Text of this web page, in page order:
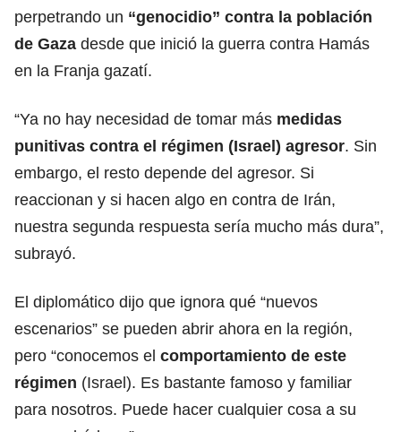
perpetrando un “genocidio” contra la población
de Gaza desde que inició la guerra contra Hamás
en la Franja gazatí.
“Ya no hay necesidad de tomar más medidas
punitivas contra el régimen (Israel) agresor. Sin
embargo, el resto depende del agresor. Si
reaccionan y si hacen algo en contra de Irán,
nuestra segunda respuesta sería mucho más dura”,
subrayó.
El diplomático dijo que ignora qué “nuevos
escenarios” se pueden abrir ahora en la región,
pero “conocemos el comportamiento de este
régimen (Israel). Es bastante famoso y familiar
para nosotros. Puede hacer cualquier cosa a su